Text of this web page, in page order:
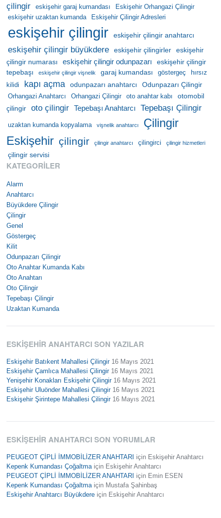
çilingir
eskişehir garaj kumandası
Eskişehir Orhangazi Çilingir
eskişehir uzaktan kumanda
Eskişehir Çilingir Adresleri
eskişehir çilingir eskişehir çilingir anahtarcı
eskişehir çilingir büyükdere eskişehir çilingirler
eskişehir
çilingir numarası
eskişehir çilingir odunpazarı
eskişehir çilingir
tepebaşı
eskişehir çilingir vişnelik garaj kumandası göstergeç
hırsız
kilidi
kapı açma odunpazarı anahtarcı Odunpazarı Çilingir
Orhangazi Anahtarcı Orhangazi Çilingir oto anahtar kabı
otomobil
çilingir
oto çilingir Tepebaşı Anahtarcı Tepebaşı Çilingir
uzaktan kumanda kopyalama vişnelik anahtarcı
Çilingir
Eskişehir çilingir çilingir anahtarcı çilingirci çilingir hizmetleri
çilingir servisi
KATEGORILER
Alarm
Anahtarcı
Büyükdere Çilingir
Çilingir
Genel
Göstergeç
Kilit
Odunpazarı Çilingir
Oto Anahtar Kumanda Kabı
Oto Anahtarı
Oto Çilingir
Tepebaşı Çilingir
Uzaktan Kumanda
ESKIŞEHIR ANAHTARCI SON YAZILAR
Eskişehir Batıkent Mahallesi Çilingir 16 Mayıs 2021
Eskişehir Çamlıca Mahallesi Çilingir 16 Mayıs 2021
Yenişehir Konakları Eskişehir Çilingir 16 Mayıs 2021
Eskişehir Uluönder Mahallesi Çilingir 16 Mayıs 2021
Eskişehir Şirintepe Mahallesi Çilingir 16 Mayıs 2021
ESKIŞEHIR ANAHTARCI SON YORUMLAR
PEUGEOT ÇİPLİ İMMOBİLİZER ANAHTARI için Eskişehir Anahtarcı
Kepenk Kumandası Çoğaltma için Eskişehir Anahtarcı
PEUGEOT ÇİPLİ İMMOBİLİZER ANAHTARI için Emin ESEN
Kepenk Kumandası Çoğaltma için Mustafa Şahinbaş
Eskişehir Anahtarcı Büyükdere için Eskişehir Anahtarcı